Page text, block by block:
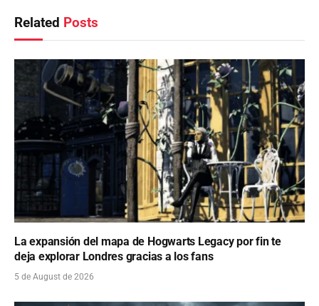
Related Posts
La expansión del mapa de Hogwarts Legacy por fin te
deja explorar Londres gracias a los fans
5 de August de 2026